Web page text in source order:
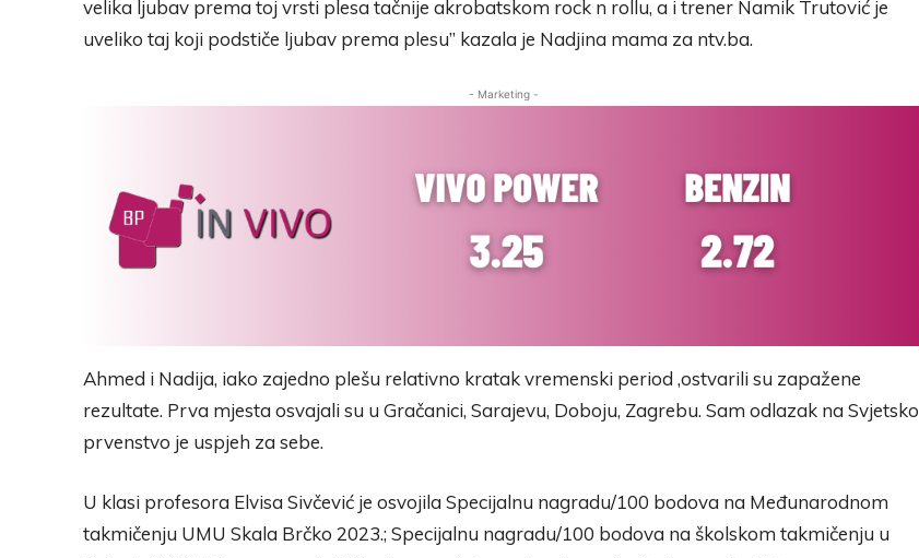
velika ljubav prema toj vrsti plesa tačnije akrobatskom rock n rollu, a i trener Namik Trutović je
uveliko taj koji podstiče ljubav prema plesu” kazala je Nadjina mama za ntv.ba.
- Marketing -
Ahmed i Nadija, iako zajedno plešu relativno kratak vremenski period ,ostvarili su zapažene
rezultate. Prva mjesta osvajali su u Gračanici, Sarajevu, Doboju, Zagrebu. Sam odlazak na Svjetsko
prvenstvo je uspjeh za sebe.
U klasi profesora Elvisa Sivčević je osvojila Specijalnu nagradu/100 bodova na Međunarodnom
takmičenju UMU Skala Brčko 2023.; Specijalnu nagradu/100 bodova na školskom takmičenju u